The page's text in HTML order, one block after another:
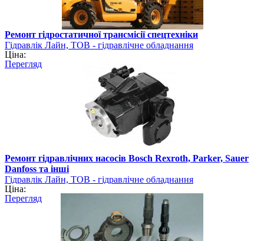
Ремонт гідростатичної трансмісії спецтехніки
Гідравлік Лайн, ТОВ - гідравлічне обладнання
Ціна:
Перегляд
Ремонт гідравлічних насосів Bosch Rexroth, Parker, Sauer
Danfoss та інші
Гідравлік Лайн, ТОВ - гідравлічне обладнання
Ціна:
Перегляд